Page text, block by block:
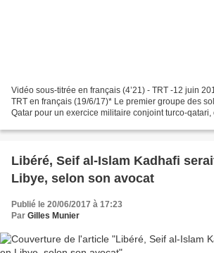
Vidéo sous-titrée en français (4’21) - TRT -12 juin 2017 - Revue de presse :
TRT en français (19/6/17)* Le premier groupe des
Qatar pour un exercice militaire conjoint turco-qatari,
Libéré, Seif al-Islam Kadhafi
Libye, selon son avocat
Publié le 20/06/2017 à 17:23
Par Gilles Munier